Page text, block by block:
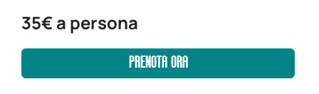
35€ a persona
PRENOTA ORA